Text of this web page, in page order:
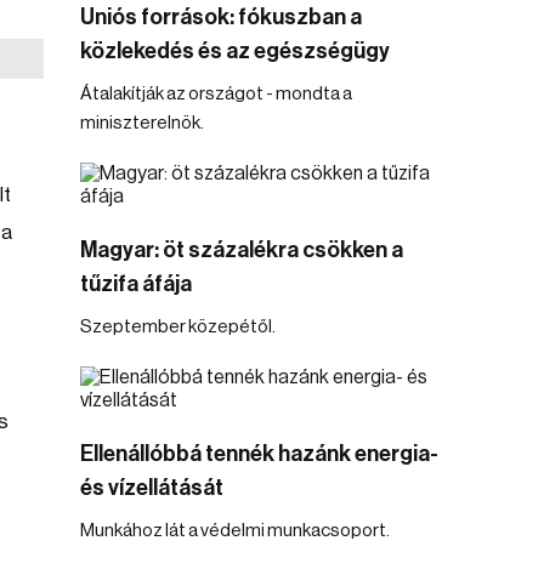
Uniós források: fókuszban a
közlekedés és az egészségügy
Átalakítják az országot - mondta a
miniszterelnök.
Magyar: öt százalékra csökken a
tűzifa áfája
Szeptember közepétől.
Ellenállóbbá tennék hazánk energia-
és vízellátását
Munkához lát a védelmi munkacsoport.